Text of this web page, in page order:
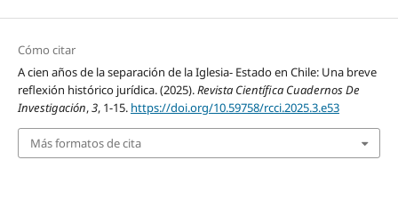
Cómo citar
A cien años de la separación de la Iglesia- Estado en Chile: Una breve
reflexión histórico jurídica. (2025).Revista Científica Cuadernos De
Investigación,3, 1-15. https://doi.org/10.59758/rcci.2025.3.e53
Más formatos de cita